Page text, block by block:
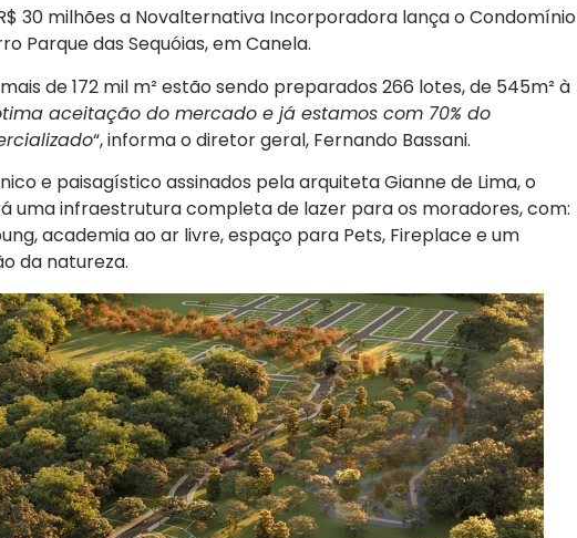
30 milhões a Novalternativa Incorporadora lança o Condomínio
Parque das Sequóias, em Canela.
de 172 mil m² estão sendo preparados 266 lotes, de 545m² à
aceitação do mercado e já estamos com 70% do
“, informa o diretor geral, Fernando Bassani.
e paisagístico assinados pela arquiteta Gianne de Lima, o
uma infraestrutura completa de lazer para os moradores, com:
academia ao ar livre, espaço para Pets, Fireplace e um
da natureza.